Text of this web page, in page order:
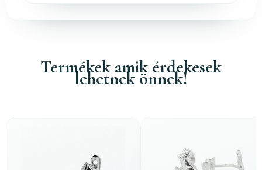
Termékek amik érdekesek
lehetnek önnek!